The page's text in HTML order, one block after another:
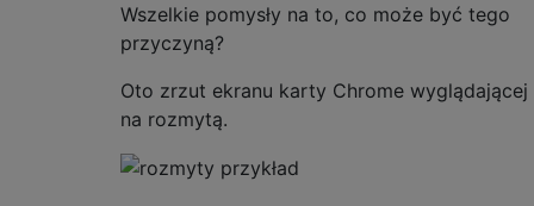
Wszelkie pomysły na to, co może być tego
przyczyną?
Oto zrzut ekranu karty Chrome wyglądającej
na rozmytą.